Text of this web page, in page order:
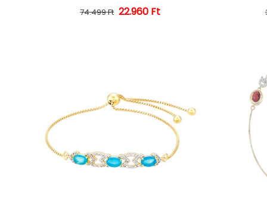
Normál ár
74.499 Ft Kedvezményes ár
22.960 Ft